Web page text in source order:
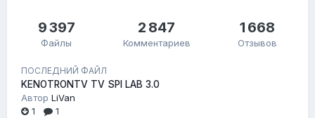
9 397
Файлы
2 847
Комментариев
1 668
Отзывов
ПОСЛЕДНИЙ ФАЙЛ
KENOTRONTV TV SPI LAB 3.0
Автор LiVan
1
1